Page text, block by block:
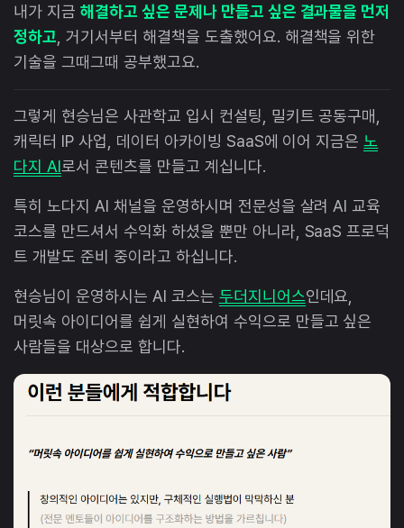
내가 지금 해결하고 싶은 문제나 만들고 싶은 결과물을 먼저
정하고 , 거기서부터 해결책을 도출했어요. 해결책을 위한
기술을 그때그때 공부했고요.
그렇게 현승님은 사관학교 입시 컨설팅, 밀키트 공동구매,
캐릭터 IP 사업, 데이터 아카이빙 SaaS에 이어 지금은노
다지 AI로서 콘텐츠를 만들고 계십니다.
특히 노다지 AI 채널을 운영하시며 전문성을 살려 AI 교육
코스를 만드셔서 수익화 하셨을 뿐만 아니라, SaaS 프로덕
트 개발도 준비 중이라고 하십니다.
현승님이 운영하시는 AI 코스는 두더지니어스인데요,
머릿속 아이디어를 쉽게 실현하여 수익으로 만들고 싶은
사람들을 대상으로 합니다.